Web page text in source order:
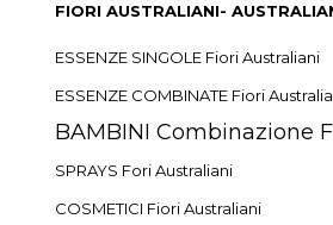
FIORI AUSTRALIANI-
ESSENZE SINGOLE Fiori Australiani
ESSENZE COMBINATE Fiori
BAMBINI Combinazione
SPRAYS Fori Australiani
COSMETICI Fiori Australiani